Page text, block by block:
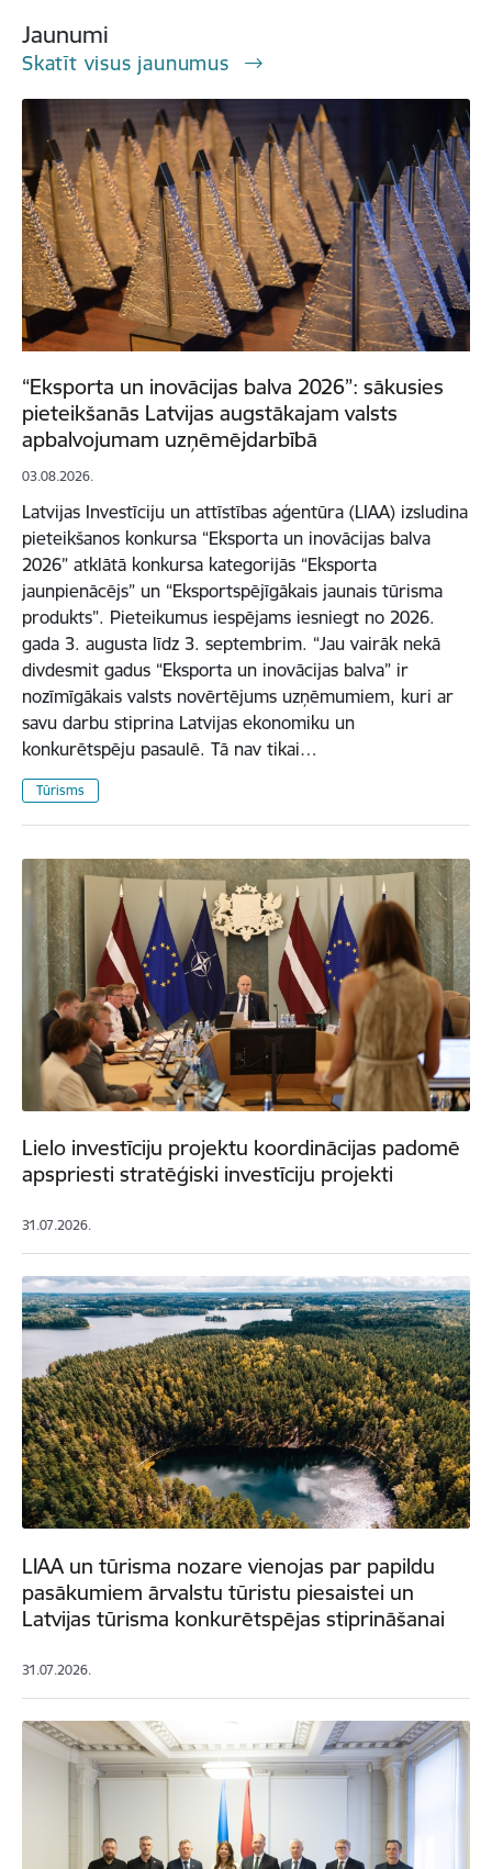
Jaunumi
Skatīt visus jaunumus
“Eksporta un inovācijas balva 2026”: sākusies
pieteikšanās Latvijas augstākajam valsts
apbalvojumam uzņēmējdarbībā
03.08.2026.
Latvijas Investīciju un attīstības aģentūra (LIAA) izsludina
pieteikšanos konkursa “Eksporta un inovācijas balva
2026” atklātā konkursa kategorijās “Eksporta
jaunpienācējs” un “Eksportspējīgākais jaunais tūrisma
produkts”. Pieteikumus iespējams iesniegt no 2026.
gada 3. augusta līdz 3. septembrim. “Jau vairāk nekā
divdesmit gadus “Eksporta un inovācijas balva” ir
nozīmīgākais valsts novērtējums uzņēmumiem, kuri ar
savu darbu stiprina Latvijas ekonomiku un
konkurētspēju pasaulē. Tā nav tikai…
Tūrisms
Lielo investīciju projektu koordinācijas padomē
apspriesti stratēģiski investīciju projekti
31.07.2026.
LIAA un tūrisma nozare vienojas par papildu
pasākumiem ārvalstu tūristu piesaistei un
Latvijas tūrisma konkurētspējas stiprināšanai
31.07.2026.